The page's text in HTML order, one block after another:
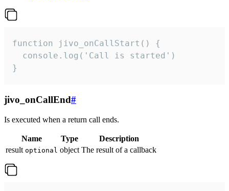
function jivo_onCallStart() {
  console.log('Call is started')
}
jivo_onCallEnd#
Is executed when a return call ends.
Name Type
Description
result optional object The result of a callback